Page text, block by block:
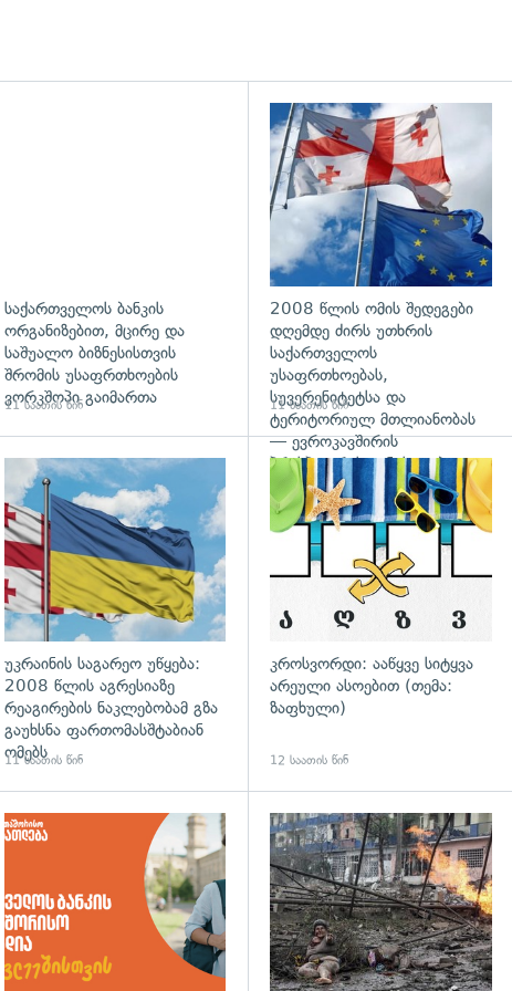
საქართველოს ბანკის
ორგანიზებით, მცირე და
საშუალო ბიზნესისთვის
შრომის უსაფრთხოების
ვორკშოპი გაიმართა
11 საათის წინ
2008 წლის ომის შედეგები
დღემდე ძირს უთხრის
საქართველოს
უსაფრთხოებას,
სუვერენიტეტსა და
ტერიტორიულ მთლიანობას
— ევროკავშირის
პრესპიკერის განცხადება
11 საათის წინ
გადახედვა
უკრაინის საგარეო უწყება:
2008 წლის აგრესიაზე
რეაგირების ნაკლებობამ გზა
გაუხსნა ფართომასშტაბიან
ომებს
11 საათის წინ
კროსვორდი: ააწყვე სიტყვა
არეული ასოებით (თემა:
ზაფხული)
12 საათის წინ
გადახედვა